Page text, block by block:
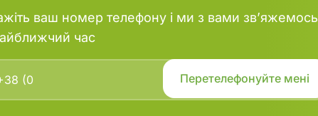
ваш номер телефону і ми з вами зв’яжемось
час